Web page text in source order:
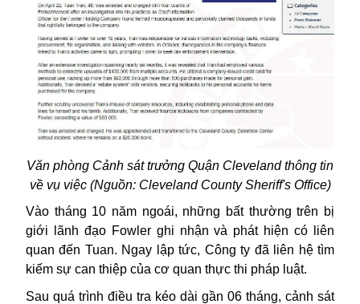
Văn phòng Cảnh sát trưởng Quận Cleveland thông tin
về vụ việc (Nguồn: Cleveland County Sheriff's Office)
Vào tháng 10 năm ngoái, những bất thường trên bị
giới lãnh đạo Fowler ghi nhận và phát hiện có liên
quan đến Tuan. Ngay lập tức, Công ty đã liên hệ tìm
kiếm sự can thiệp của cơ quan thực thi pháp luật.
Sau quá trình điều tra kéo dài gần 06 tháng, cảnh sát